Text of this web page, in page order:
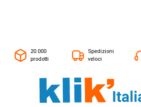
20.000
prodotti
Spedizioni
veloci